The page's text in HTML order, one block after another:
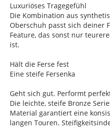
Luxuriöses Tragegefühl
Die Kombination aus
Oberschuh passt sich deiner
Feature, das sonst nur
ist.
Hält die Ferse fest
Eine steife Fersenka
Geht sich gut. Performt
Die leichte, steife Bronze
Material garantiert eine
langen Touren.